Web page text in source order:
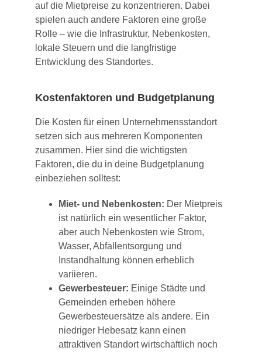
auf die Mietpreise zu konzentrieren. Dabei
spielen auch andere Faktoren eine große
Rolle – wie die Infrastruktur, Nebenkosten,
lokale Steuern und die langfristige
Entwicklung des Standortes.
Kostenfaktoren und Budgetplanung
Die Kosten für einen Unternehmensstandort
setzen sich aus mehreren Komponenten
zusammen. Hier sind die wichtigsten
Faktoren, die du in deine Budgetplanung
einbeziehen solltest:
Miet- und Nebenkosten: Der Mietpreis
ist natürlich ein wesentlicher Faktor,
aber auch Nebenkosten wie Strom,
Wasser, Abfallentsorgung und
Instandhaltung können erheblich
variieren.
Gewerbesteuer: Einige Städte und
Gemeinden erheben höhere
Gewerbesteuersätze als andere. Ein
niedriger Hebesatz kann einen
attraktiven Standort wirtschaftlich noch